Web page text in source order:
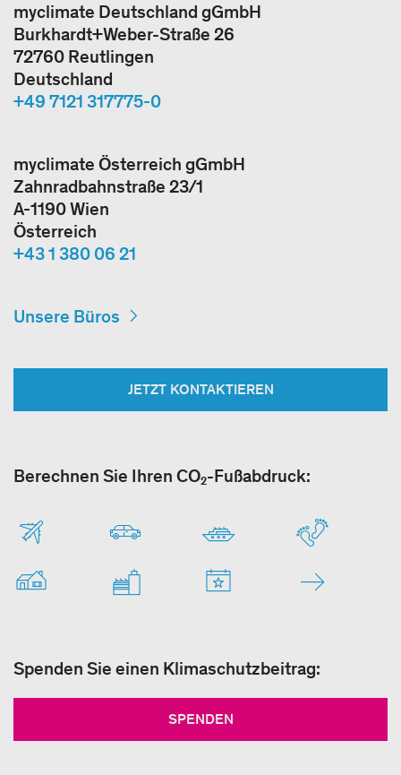
myclimate Deutschland gGmbH
Burkhardt+Weber-Straße 26
72760 Reutlingen
Deutschland
+49 7121 317775-0
myclimate Österreich gGmbH
Zahnradbahnstraße 23/1
A-1190 Wien
Österreich
+43 1 380 06 21
Unsere Büros
JETZT KONTAKTIEREN
Berechnen Sie Ihren CO₂-Fußabdruck:
Spenden Sie einen Klimaschutzbeitrag:
SPENDEN